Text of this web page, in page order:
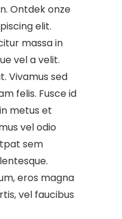
Ontdek onze
elit.
massa in
vel a velit.
Vivamus sed
felis. Fusce id
metus et
vel odio
sem
eros magna
vel faucibus